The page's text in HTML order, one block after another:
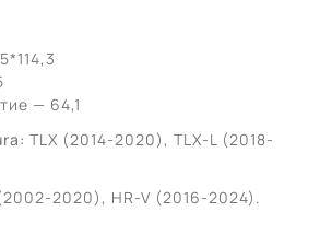
— 64,1
TLX (2014-2020), TLX-L (2018-
2020), HR-V (2016-2024).